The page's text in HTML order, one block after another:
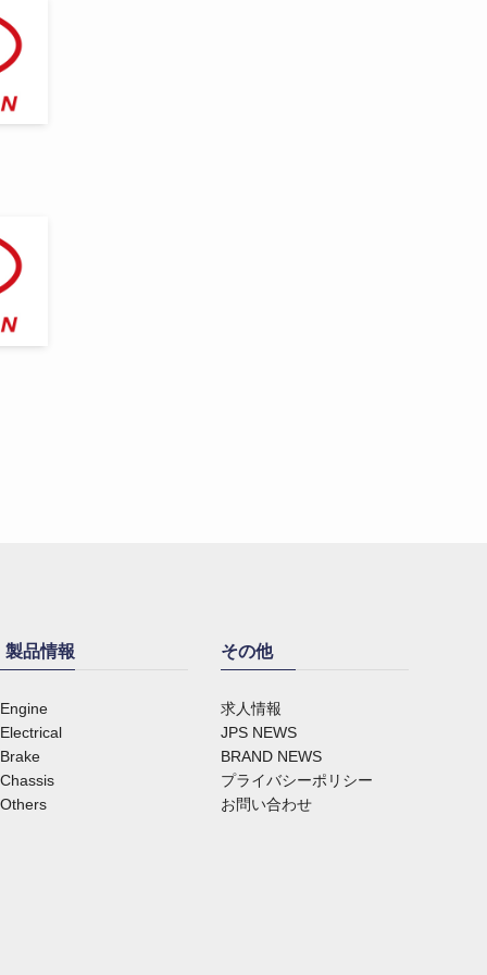
製品情報
Engine
Electrical
Brake
Chassis
Others
その他
求人情報
JPS NEWS
BRAND NEWS
プライバシーポリシー
お問い合わせ